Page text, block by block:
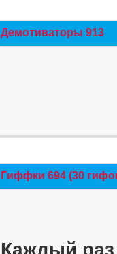
Демотиваторы 913
Гиффки 694 (30
Каждый